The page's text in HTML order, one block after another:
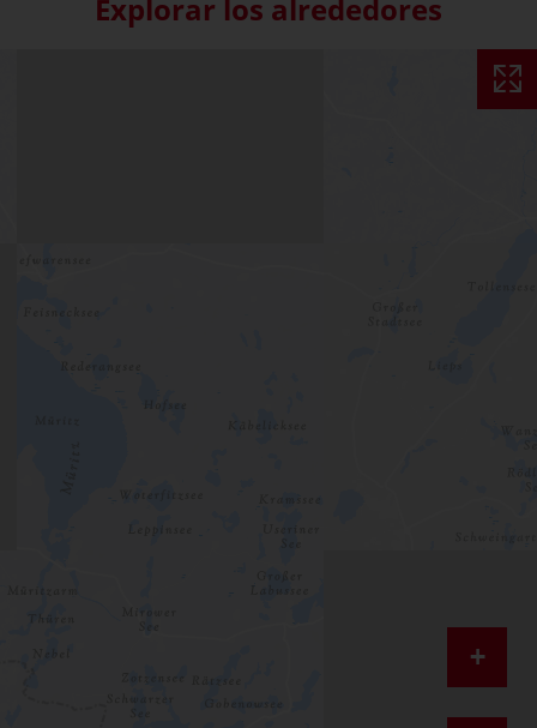
Explorar los alrededores
Skip interactive map (Not
+